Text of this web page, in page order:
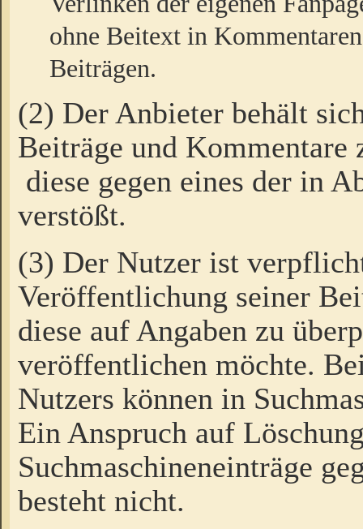
ohne Beitext in
Beiträgen.
(2) Der Anbieter behält
Beiträge und Kommentare
diese gegen eines der in
verstößt.
(3) Der Nutzer ist
Veröffentlichung seiner
diese auf Angaben zu
veröffentlichen möchte.
Nutzers können in
Ein Anspruch auf
Suchmaschineneinträge
besteht nicht.